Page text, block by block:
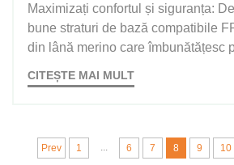
Maximizați confortul și siguranța:
bune straturi de bază compatibile
din lână merino care îmbunătățesc
l muncii. Aflați mai multe.
CITEȘTE MAI MULT
Prev 1 ... 6 7 8 9 10